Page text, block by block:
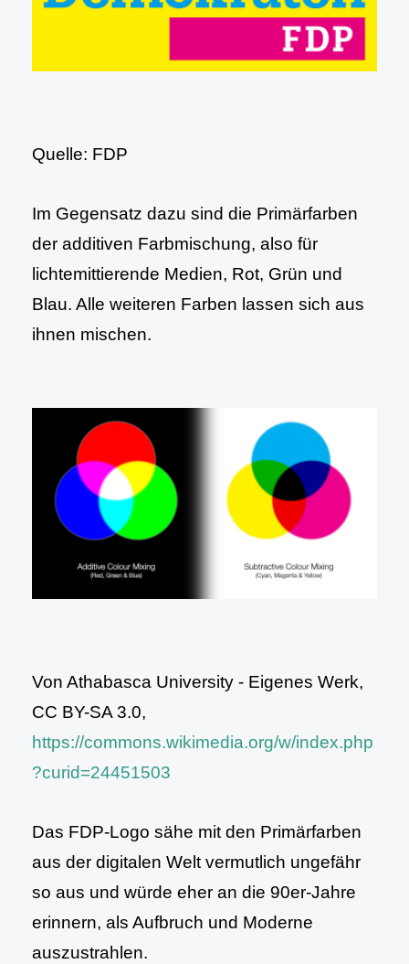
Quelle: FDP
Im Gegensatz dazu sind die Primärfarben
der additiven Farbmischung, also für
lichtemittierende Medien, Rot, Grün und
Blau. Alle weiteren Farben lassen sich aus
ihnen mischen.
Von Athabasca University - Eigenes Werk,
CC BY-SA 3.0,
https://commons.wikimedia.org/w/index.php
?curid=24451503
Das FDP-Logo sähe mit den Primärfarben
aus der digitalen Welt vermutlich ungefähr
so aus und würde eher an die 90er-Jahre
erinnern, als Aufbruch und Moderne
auszustrahlen.